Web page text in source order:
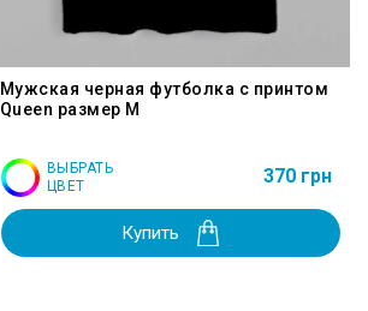
Мужская черная футболка с принтом
Queen размер M
ВЫБРАТЬ
ЦВЕТ
370 грн
Купить